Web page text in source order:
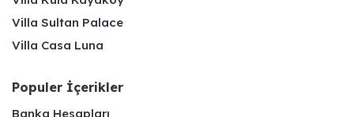
Villa Sultan Palace
Villa Casa Luna
Populer İçerikler
Banka Hesapları